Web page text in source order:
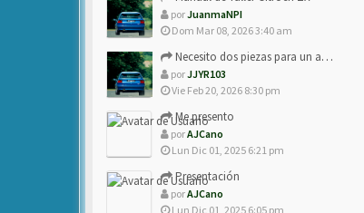
porJuanmaNPI
Dom Mar 08, 2026 3:40 am
Necesito dos piezas para un amigo con ZX.
porJJYR103
Vie Feb 20, 2026 8:30 pm
Me presento
porAJCano
Lun Dic 01, 2025 6:21 pm
Presentación
porAJCano
Lun Dic 01, 2025 6:05 pm